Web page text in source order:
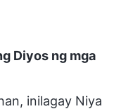
Diyos ng mga
inilagay Niya